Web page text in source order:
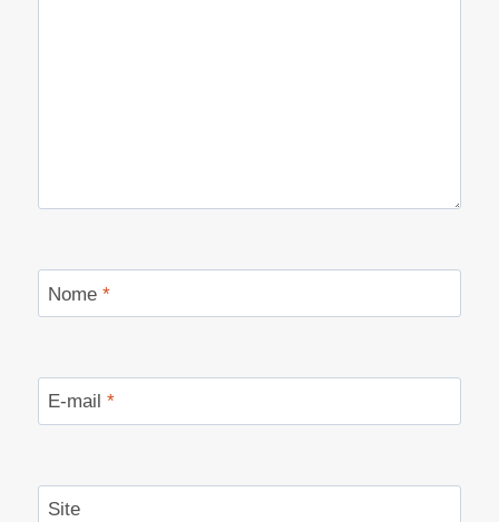
Nome *
E-mail *
Site